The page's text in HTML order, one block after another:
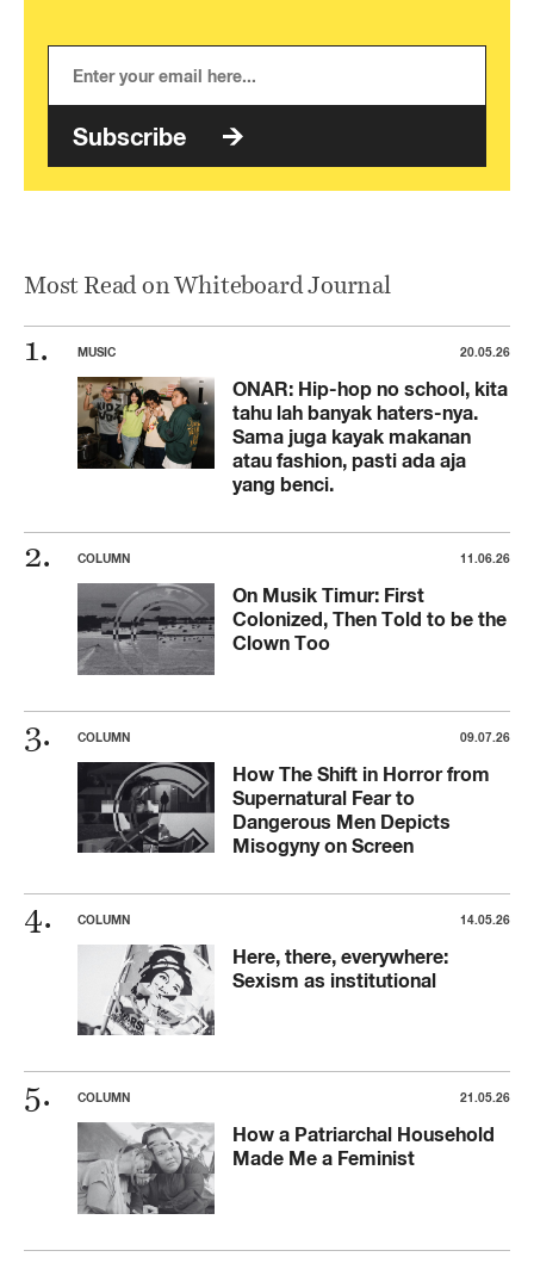
Subscribe
Most Read on Whiteboard Journal
MUSIC 20.05.26
ONAR: Hip-hop no school, kita
tahu lah banyak haters-nya.
Sama juga kayak makanan
atau fashion, pasti ada aja
yang benci.
COLUMN 11.06.26
On Musik Timur: First
Colonized, Then Told to be the
Clown Too
COLUMN 09.07.26
How The Shift in Horror from
Supernatural Fear to
Dangerous Men Depicts
Misogyny on Screen
COLUMN 14.05.26
Here, there, everywhere:
Sexism as institutional
COLUMN 21.05.26
How a Patriarchal Household
Made Me a Feminist